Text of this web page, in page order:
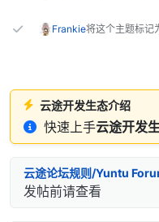
Frankie将这个主题标记
云途开发生态介绍
快速上手云途开发
云途论坛规则/Yuntu
发帖前请查看